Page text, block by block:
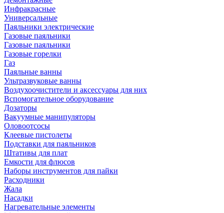
Инфракрасные
Универсальные
Паяльники электрические
Газовые паяльники
Газовые паяльники
Газовые горелки
Газ
Паяльные ванны
Ультразвуковые ванны
Воздухоочистители и аксессуары для них
Вспомогательное оборудование
Дозаторы
Вакуумные манипуляторы
Оловоотсосы
Клеевые пистолеты
Подставки для паяльников
Штативы для плат
Емкости для флюсов
Наборы инструментов для пайки
Расходники
Жала
Насадки
Нагревательные элементы